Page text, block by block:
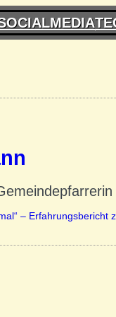
– Erfahrungsbericht